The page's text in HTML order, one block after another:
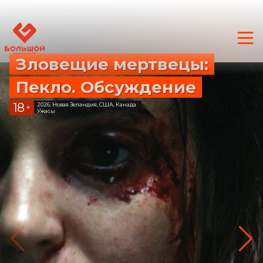
Зловещие мертвецы:
Пекло. Обсуждение
18 +
2026, Новая Зеландия, США, Канада
Ужасы